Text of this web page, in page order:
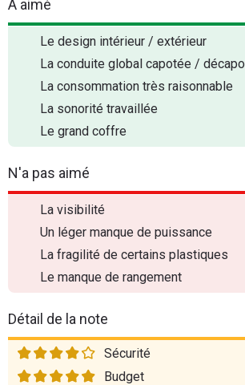
A aimé
Le design intérieur / extérieur
La conduite global capotée /
La consommation très raisonnable
La sonorité travaillée
Le grand coffre
N'a pas aimé
La visibilité
Un léger manque de puissance
La fragilité de certains plastiques
Le manque de rangement
Détail de la note
Sécurité
Budget